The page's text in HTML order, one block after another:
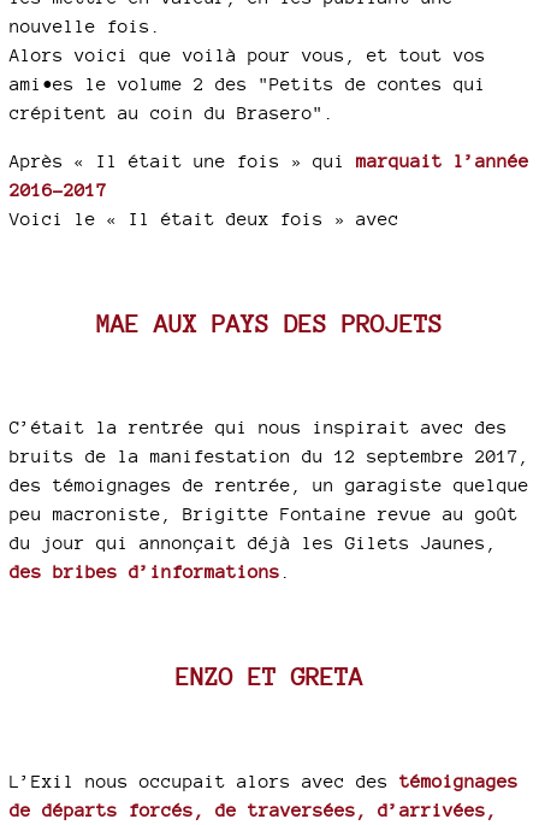
nouvelle fois.
Alors voici que voilà pour vous, et tout vos
ami•es le volume 2 des "Petits de contes qui
crépitent au coin du Brasero".
Après « Il était une fois » qui marquait l’année
2016-2017
Voici le « Il était deux fois » avec
MAE AUX PAYS DES PROJETS
C’était la rentrée qui nous inspirait avec des
bruits de la manifestation du 12 septembre 2017,
des témoignages de rentrée, un garagiste quelque
peu macroniste, Brigitte Fontaine revue au goût
du jour qui annonçait déjà les Gilets Jaunes,
des bribes d’informations
ENZO ET GRETA
L’Exil nous occupait alors avec des témoignages
de départs forcés, de traversées, d’arrivées,